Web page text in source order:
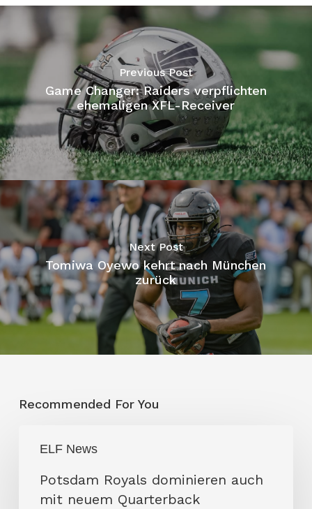
Previous Post
Game Changer: Raiders verpflichten
ehemaligen XFL-Receiver
Next Post
Tomiwa Oyewo kehrt nach München
zurück
Recommended For You
ELF News
Royals
dominieren
auch
Potsdam Royals dominieren auch
mit neuem Quarterback